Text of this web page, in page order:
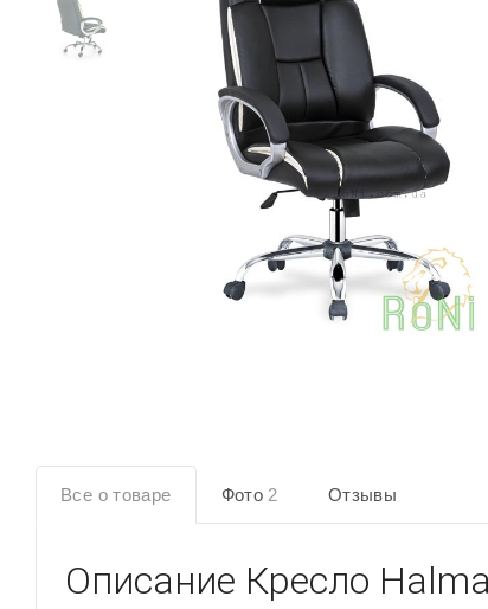
Все о товаре Фото 2 Отзывы
Описание Кресло